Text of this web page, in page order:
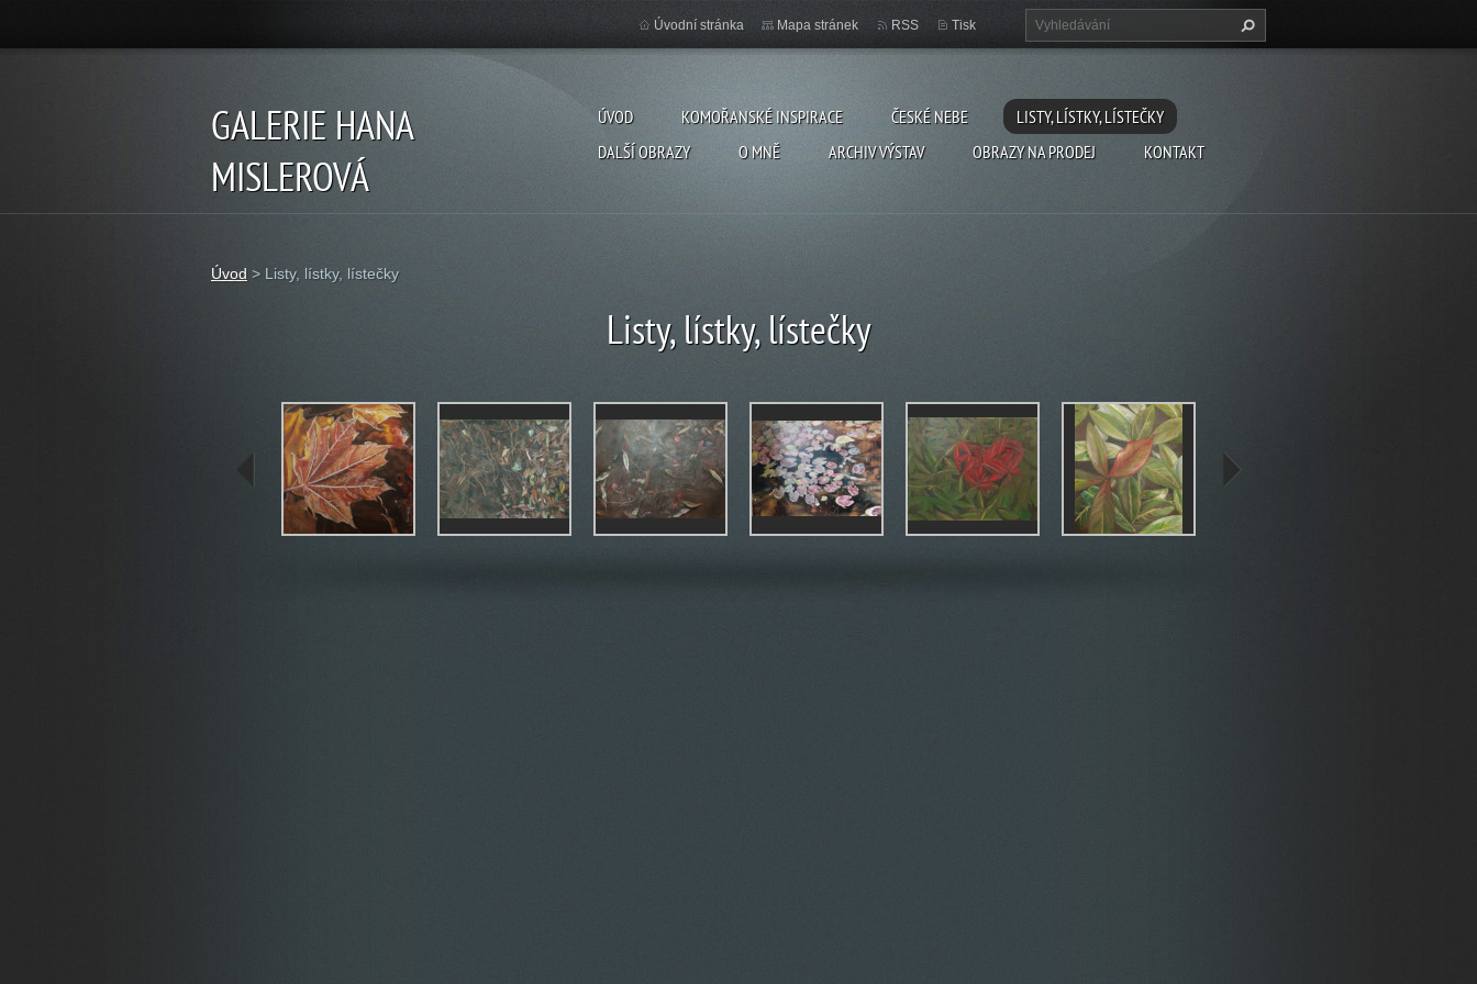
GALERIE HANA
MISLEROVÁ
ÚVOD KOMOŘANSKÉ INSPIRACE ČESKÉ NEBE
LISTY, LÍSTKY, LÍSTEČKY
DALŠÍ OBRAZY
O MNĚ ARCHIV VÝSTAV OBRAZY NA PRODEJ KONTAKT
Úvodní stránka Mapa stránek RSS Tisk
Úvod > Listy, lístky, lístečky
Listy, lístky, lístečky